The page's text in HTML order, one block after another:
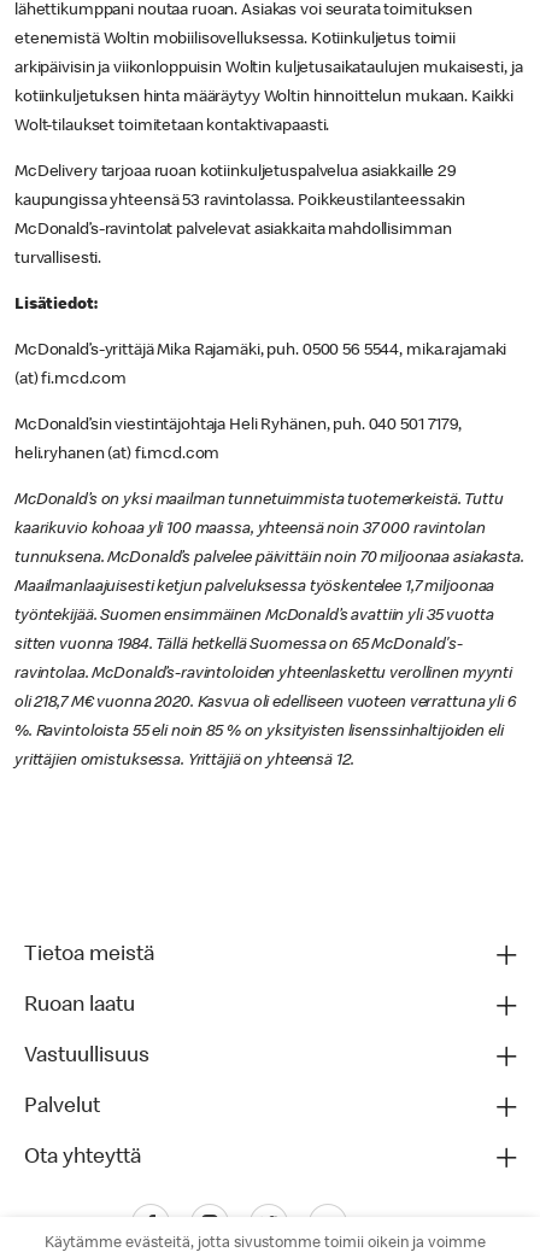
lähettikumppani noutaa ruoan. Asiakas voi seurata toimituksen
etenemistä Woltin mobiilisovelluksessa. Kotiinkuljetus toimii
arkipäivisin ja viikonloppuisin Woltin kuljetusaikataulujen mukaisesti, ja
kotiinkuljetuksen hinta määräytyy Woltin hinnoittelun mukaan. Kaikki
Wolt-tilaukset toimitetaan kontaktivapaasti.
McDelivery tarjoaa ruoan kotiinkuljetuspalvelua asiakkaille 29
kaupungissa yhteensä 53 ravintolassa. Poikkeustilanteessakin
McDonald’s-ravintolat palvelevat asiakkaita mahdollisimman
turvallisesti.
Lisätiedot:
McDonald’s-yrittäjä Mika Rajamäki, puh. 0500 56 5544, mika.rajamaki
(at) fi.mcd.com
McDonald’sin viestintäjohtaja Heli Ryhänen, puh. 040 501 7179,
heli.ryhanen (at) fi.mcd.com
McDonald’s on yksi maailman tunnetuimmista tuotemerkeistä. Tuttu
kaarikuvio kohoaa yli 100 maassa, yhteensä noin 37 000 ravintolan
tunnuksena. McDonald’s palvelee päivittäin noin 70 miljoonaa asiakasta.
Maailmanlaajuisesti ketjun palveluksessa työskentelee 1,7 miljoonaa
työntekijää. Suomen ensimmäinen McDonald’s avattiin yli 35 vuotta
sitten vuonna 1984. Tällä hetkellä Suomessa on 65 McDonald's-
ravintolaa. McDonald’s-ravintoloiden yhteenlaskettu verollinen myynti
oli 218,7 M€ vuonna 2020. Kasvua oli edelliseen vuoteen verrattuna yli 6
%. Ravintoloista 55 eli noin 85 % on yksityisten lisenssinhaltijoiden eli
yrittäjien omistuksessa. Yrittäjiä on yhteensä 12.
Tietoa meistä
Ruoan laatu
Vastuullisuus
Palvelut
Ota yhteyttä
Käytämme evästeitä, jotta sivustomme toimii oikein ja voimme